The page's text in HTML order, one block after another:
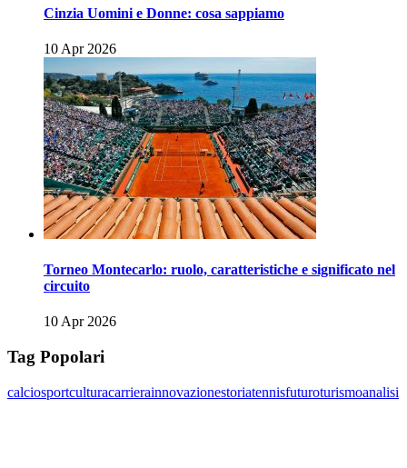
Cinzia Uomini e Donne: cosa sappiamo
10 Apr 2026
Torneo Montecarlo: ruolo, caratteristiche e significato nel
circuito
10 Apr 2026
Tag Popolari
calciosportculturacarrierainnovazionestoriatennisfuturoturismoanalisi